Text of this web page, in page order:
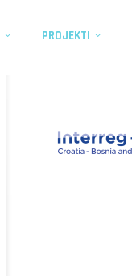
PROJEKTI